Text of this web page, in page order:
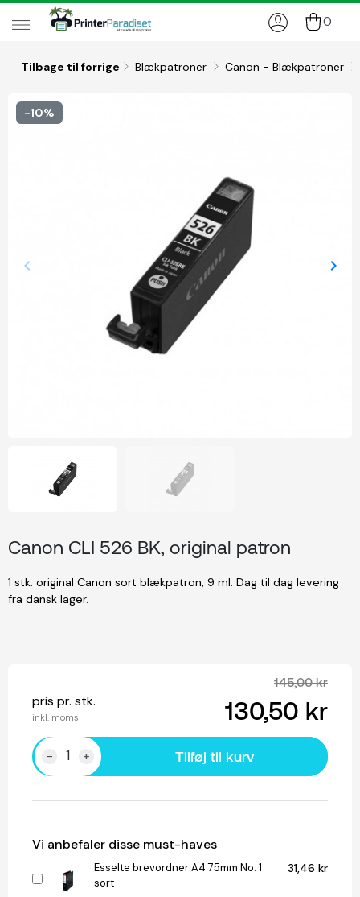
0
Tilbage til forrige Blækpatroner Canon - Blækpatroner
-10%
Forrige
keyboard_arrow_left keyboard_arrow_right
Canon CLI 526 BK, original patron
1 stk. original Canon sort blækpatron, 9 ml. Dag til dag levering
fra dansk lager.
145,00 kr
pris pr. stk.
inkl. moms 130,50 kr
- + Tilføj til kurv
Vi anbefaler disse must-haves
Esselte brevordner A4 75mm No. 1
sort
31,46 kr